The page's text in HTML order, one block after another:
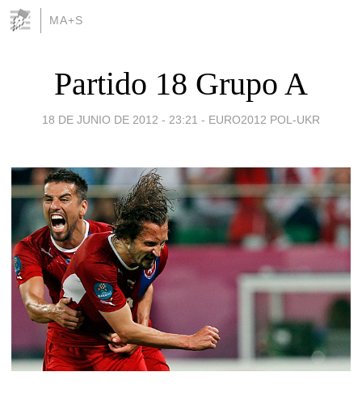
MA+S
Partido 18 Grupo A
18 DE JUNIO DE 2012 - 23:21 - EURO2012 POL-UKR